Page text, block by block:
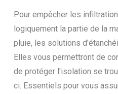
Pour empêcher les
logiquement la partie de la
pluie, les solutions
Elles vous permettront de
de protéger l'isolation se
ci. Essentiels pour vous